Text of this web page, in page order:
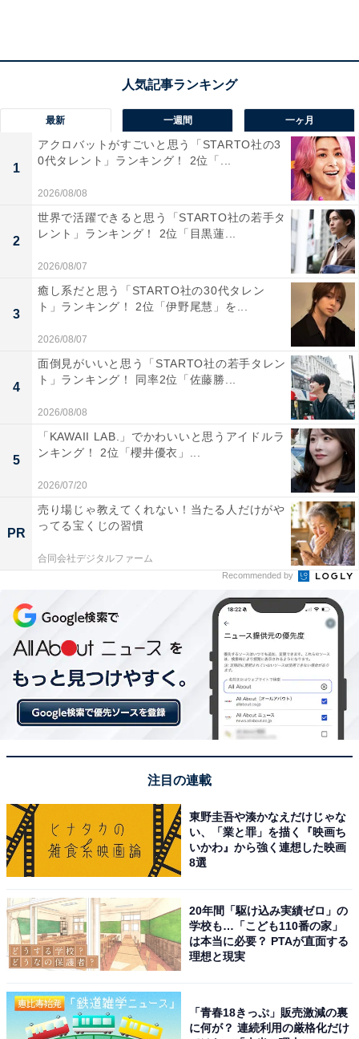
める」「百貨店やカフェが充実」「利便性が高く、中心
離も近い」などの声があり、昨年2位から1位に順位を上
げました。
※回答者のコメントは原文ママです
この記事の筆者：坂上 恵
All About ニュースの編集者。オールアバウトに入社後、
SNSトレンドにフォーカスした記事執筆やSEOライティ
ングの経験を経て、のちにAll About ニュースチームのメ
ンバーに参入。現在は旅行・カルチャー・エンタメなど
を中心に企画編集を担当。東京都出身。居酒屋巡りとス
ポーツ観戦が生きがい。
次ページ
5位までの全ランキング結果を見
る
こちらもおすすめ
福岡県民が選んだ「住みここち（駅）」ランキ
1 2
最新 一週間 一ヶ月
1
アクロバットがすごいと思う「STARTO社の3
0代タレント」ランキング！ 2位「...
2026/08/08
2
世界で活躍できると思う「STARTO社の若手タ
レント」ランキング！ 2位「目黒蓮...
2026/08/07
3
癒し系だと思う「STARTO社の30代タレン
ト」ランキング！ 2位「伊野尾慧」を...
2026/08/07
4
面倒見がいいと思う「STARTO社の若手タレン
ト」ランキング！ 同率2位「佐藤勝...
2026/08/08
5
「KAWAII LAB.」でかわいいと思うアイドルラ
ンキング！ 2位「櫻井優衣」...
2026/07/20
PR
売り場じゃ教えてくれない！当たる人だけがや
ってる宝くじの習慣
合同会社デジタルファーム
Recommended by
注目の連載
東野圭吾や湊かなえだけじゃな
い、「業と罪」を描く『映画ち
いかわ』から強く連想した映画
8選
20年間「駆け込み実績ゼロ」の
学校も…「こども110番の家」
は本当に必要？ PTAが直面する
理想と現実
「青春18きっぷ」販売激減の裏
に何が？ 連続利用の厳格化だけ